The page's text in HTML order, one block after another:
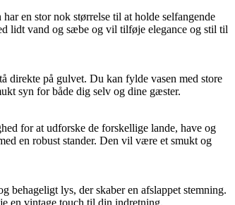
en stor nok størrelse til at holde selfangende
lidt vand og sæbe og vil tilføje elegance og stil til
direkte på gulvet. Du kan fylde vasen med store
syn for både dig selv og dine gæster.
for at udforske de forskellige lande, have og
en robust stander. Den vil være et smukt og
behageligt lys, der skaber en afslappet stemning.
en vintage touch til din indretning.